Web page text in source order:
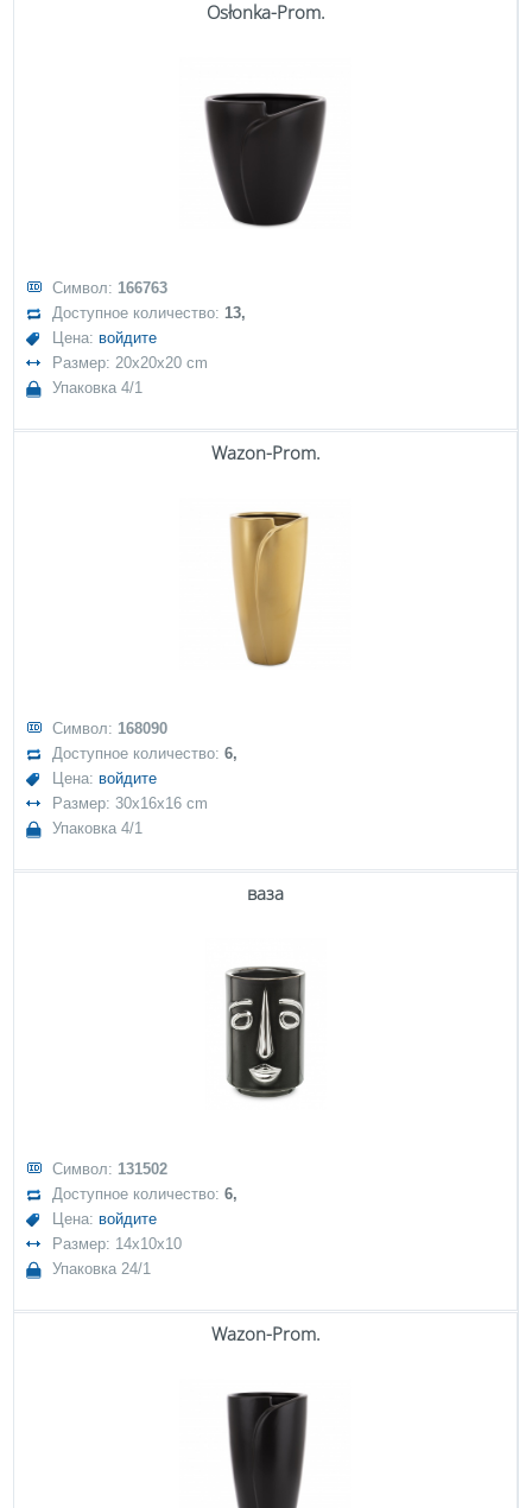
Osłonka-Prom.
Символ: 166763
Доступное количество:13,
Цена: войдите
Размер: 20x20x20 cm
Упаковка 4/1
Wazon-Prom.
Символ: 168090
Доступное количество:6,
Цена: войдите
Размер: 30x16x16 cm
Упаковка 4/1
ваза
Символ: 131502
Доступное количество:6,
Цена: войдите
Размер: 14x10x10
Упаковка 24/1
Wazon-Prom.